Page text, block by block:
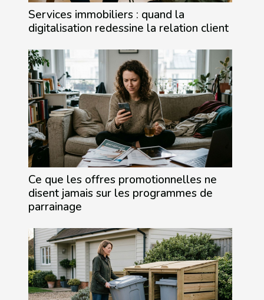
Services immobiliers : quand la
digitalisation redessine la relation client
Ce que les offres promotionnelles ne
disent jamais sur les programmes de
parrainage